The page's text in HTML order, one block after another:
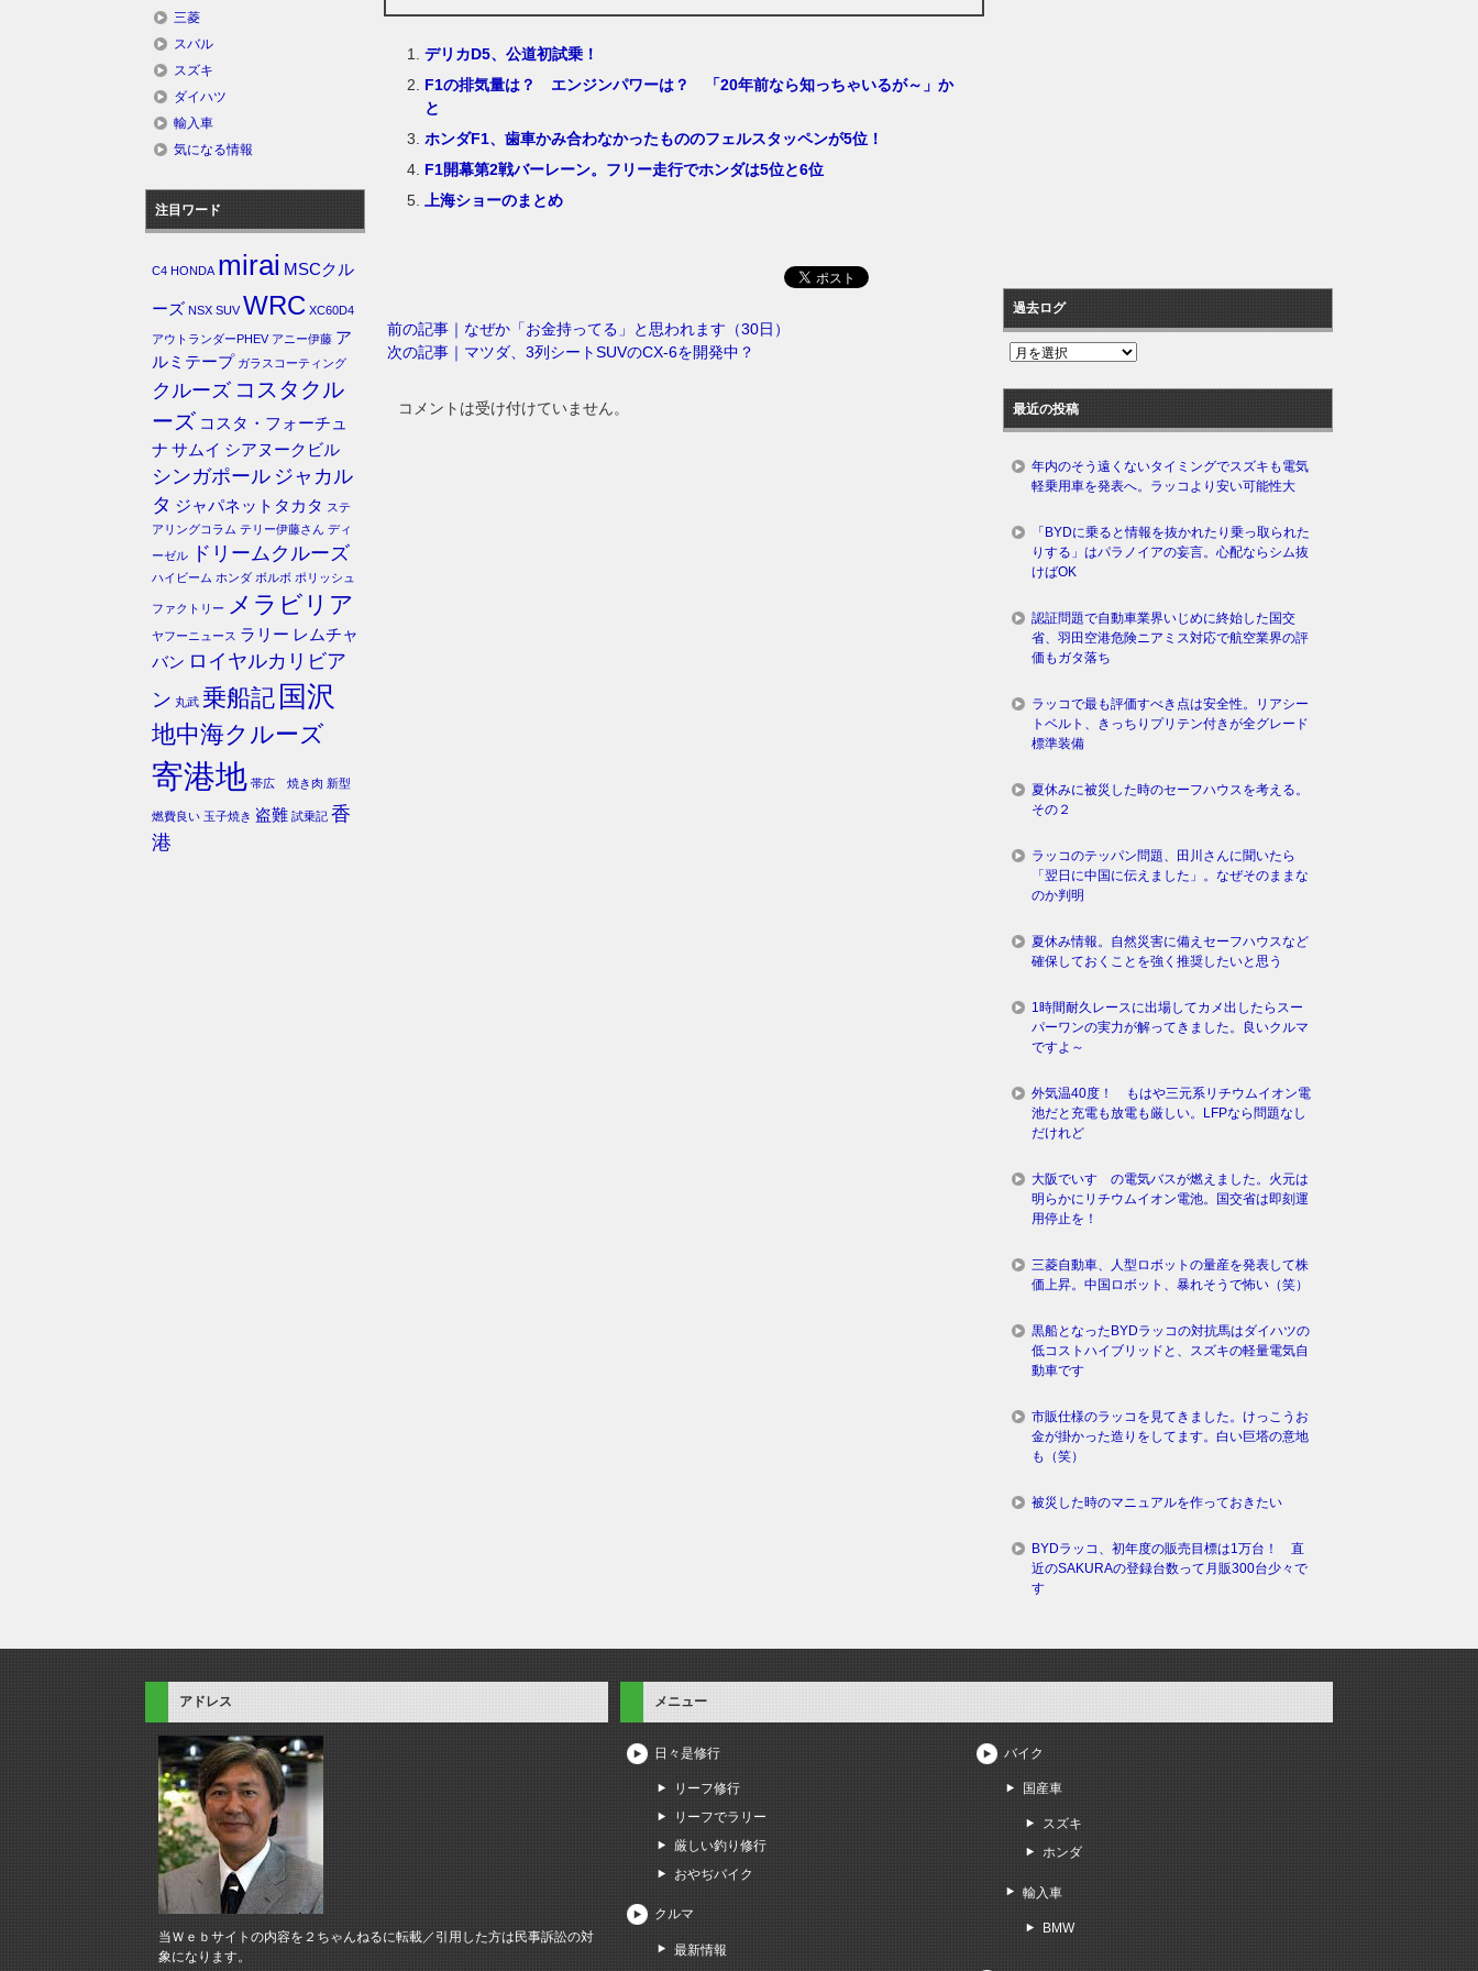
デリカD5、公道初試乗！
F1の排気量は？ エンジンパワーは？ 「20年前なら知っちゃいるが～」か
と
ホンダF1、歯車かみ合わなかったもののフェルスタッペンが5位！
F1開幕第2戦バーレーン。フリー走行でホンダは5位と6位
上海ショーのまとめ
前の記事｜なぜか「お金持ってる」と思われます（30日）
次の記事｜マツダ、3列シートSUVのCX-6を開発中？
コメントは受け付けていません。
三菱
スバル
スズキ
ダイハツ
輸入車
気になる情報
注目ワード
C4 HONDA mirai MSCクル
ーズ NSX SUV WRC XC60D4
アウトランダーPHEV アニー伊藤 ア
ルミテープ ガラスコーティング
クルーズ コスタクル
ーズ コスタ・フォーチュ
ナ サムイ シアヌークビル
シンガポール ジャカル
タ ジャパネットタカタ ステ
アリングコラム テリー伊藤さん ディ
ーゼル
ドリームクルーズ
ハイビーム ホンダ ボルボ ポリッシュ
ファクトリー メラビリア
ヤフーニュース ラリー レムチャ
バン ロイヤルカリビア
ン 丸武 乗船記 国沢
地中海クルーズ
寄港地 帯広 焼き肉 新型
燃費良い 玉子焼き 盗難 試乗記 香
港
過去ログ
過
ロ
グ
最近の投稿
年内のそう遠くないタイミングでスズキも電気
軽乗用車を発表へ。ラッコより安い可能性大
「BYDに乗ると情報を抜かれたり乗っ取られた
りする」はパラノイアの妄言。心配ならシム抜
けばOK
認証問題で自動車業界いじめに終始した国交
省、羽田空港危険ニアミス対応で航空業界の評
価もガタ落ち
ラッコで最も評価すべき点は安全性。リアシー
トベルト、きっちりプリテン付きが全グレード
標準装備
夏休みに被災した時のセーフハウスを考える。
その２
ラッコのテッパン問題、田川さんに聞いたら
「翌日に中国に伝えました」。なぜそのままな
のか判明
夏休み情報。自然災害に備えセーフハウスなど
確保しておくことを強く推奨したいと思う
1時間耐久レースに出場してカメ出したらスー
パーワンの実力が解ってきました。良いクルマ
ですよ～
外気温40度！ もはや三元系リチウムイオン電
池だと充電も放電も厳しい。LFPなら問題なし
だけれど
大阪でいすゞの電気バスが燃えました。火元は
明らかにリチウムイオン電池。国交省は即刻運
用停止を！
三菱自動車、人型ロボットの量産を発表して株
価上昇。中国ロボット、暴れそうで怖い（笑）
黒船となったBYDラッコの対抗馬はダイハツの
低コストハイブリッドと、スズキの軽量電気自
動車です
市販仕様のラッコを見てきました。けっこうお
金が掛かった造りをしてます。白い巨塔の意地
も（笑）
被災した時のマニュアルを作っておきたい
BYDラッコ、初年度の販売目標は1万台！ 直
近のSAKURAの登録台数って月販300台少々で
す
アドレス
当Ｗｅｂサイトの内容を２ちゃんねるに転載／引用した方は民事訴訟の対
象になります。
メニュー
日々是修行
リーフ修行
リーフでラリー
厳しい釣り修行
おやぢバイク
クルマ
最新情報
バイク
国産車
スズキ
ホンダ
輸入車
BMW